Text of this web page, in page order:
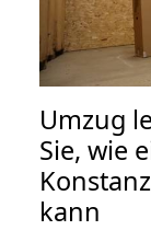
Umzug
Sie, wie
kann